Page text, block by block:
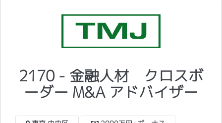
2170 - 金融人材 クロスボ
ーダー M&A アドバイザー